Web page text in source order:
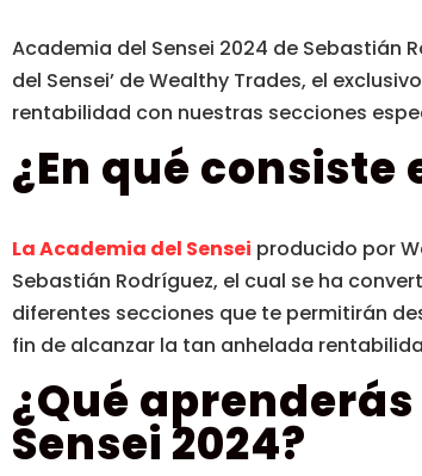
Academia del Sensei 2024 de Sebastián
del Sensei’ de Wealthy Trades, el
rentabilidad con nuestras secciones
¿En qué consiste
La Academia del Sensei producido por
Sebastián Rodríguez, el cual se ha
diferentes secciones que te permitirán
fin de alcanzar la tan anhelada
¿Qué
Sensei 2024?